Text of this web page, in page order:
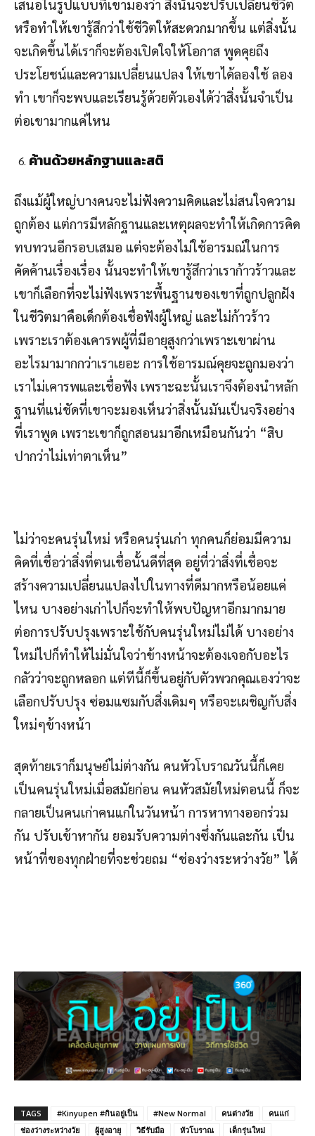
เสนอในรูปแบบที่เขามองว่า สิ่งนั้นจะปรับเปลี่ยนชีวิต
หรือทำให้เขารู้สึกว่าใช้ชีวิตให้สะดวกมากขึ้น แต่สิ่งนั้น
จะเกิดขึ้นได้เราก็จะต้องเปิดใจให้โอกาส พูดคุยถึง
ประโยชน์และความเปลี่ยนแปลง ให้เขาได้ลองใช้ ลอง
ทำ เขาก็จะพบและเรียนรู้ด้วยตัวเองได้ว่าสิ่งนั้นจำเป็น
ต่อเขามากแค่ไหน
ค้านด้วยหลักฐานและสติ
ถึงแม้ผู้ใหญ่บางคนจะไม่ฟังความคิดและไม่สนใจความ
ถูกต้อง แต่การมีหลักฐานและเหตุผลจะทำให้เกิดการคิด
ทบทวนอีกรอบเสมอ แต่จะต้องไม่ใช้อารมณ์ในการ
คัดค้านเรื่องเรื่อง นั้นจะทำให้เขารู้สึกว่าเราก้าวร้าวและ
เขาก็เลือกที่จะไม่ฟังเพราะพื้นฐานของเขาที่ถูกปลูกฝัง
ในชีวิตมาคือเด็กต้องเชื่อฟังผู้ใหญ่ และไม่ก้าวร้าว
เพราะเราต้องเคารพผู้ที่มีอายุสูงกว่าเพราะเขาผ่าน
อะไรมามากกว่าเราเยอะ การใช้อารมณ์คุยจะถูกมองว่า
เราไม่เคารพและเชื่อฟัง เพราะฉะนั้นเราจึงต้องนำหลัก
ฐานที่แน่ชัดที่เขาจะมองเห็นว่าสิ่งนั้นมันเป็นจริงอย่าง
ที่เราพูด เพราะเขาก็ถูกสอนมาอีกเหมือนกันว่า “สิบ
ปากว่าไม่เท่าตาเห็น”
ไม่ว่าจะคนรุ่นใหม่ หรือคนรุ่นเก่า ทุกคนก็ย่อมมีความ
คิดที่เชื่อว่าสิ่งที่ตนเชื่อนั้นดีที่สุด อยู่ที่ว่าสิ่งที่เชื่อจะ
สร้างความเปลี่ยนแปลงไปในทางที่ดีมากหรือน้อยแค่
ไหน บางอย่างเก่าไปก็จะทำให้พบปัญหาอีกมากมาย
ต่อการปรับปรุงเพราะใช้กับคนรุ่นใหม่ไม่ได้ บางอย่าง
ใหม่ไปก็ทำให้ไม่มั่นใจว่าข้างหน้าจะต้องเจอกับอะไร
กลัวว่าจะถูกหลอก แต่ทีนี้ก็ขึ้นอยู่กับตัวพวกคุณเองว่าจะ
เลือกปรับปรุง ซ่อมแซมกับสิ่งเดิมๆ หรือจะเผชิญกับสิ่ง
ใหม่ๆข้างหน้า
สุดท้ายเราก็มนุษย์ไม่ต่างกัน คนหัวโบราณวันนี้ก็เคย
เป็นคนรุ่นใหม่เมื่อสมัยก่อน คนหัวสมัยใหม่ตอนนี้ ก็จะ
กลายเป็นคนเก่าคนแก่ในวันหน้า การหาทางออกร่วม
กัน ปรับเข้าหากัน ยอมรับความต่างซึ่งกันและกัน เป็น
หน้าที่ของทุกฝ่ายที่จะช่วยถม “ช่องว่างระหว่างวัย” ได้
TAGS #Kinyupen #กินอยู่เป็น #New Normal คนต่างวัย
คนแก่
ช่องว่างระหว่างวัย
ผู้สูงอายุ วิธีรับมือ หัวโบราณ เด็กรุ่นใหม่